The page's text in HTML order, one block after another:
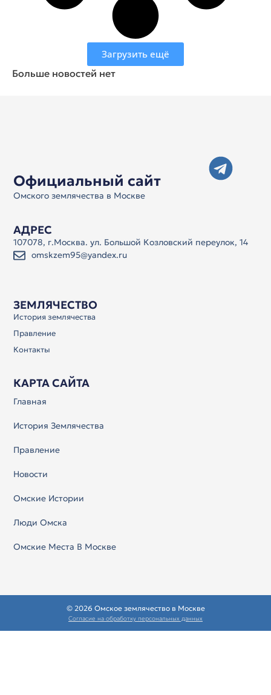
Загрузить ещё
Больше новостей нет
Официальный сайт
Омского землячества в Москве
ЗЕМЛЯЧЕСТВО
История землячества
Правление
Контакты
КАРТА САЙТА
Главная
История Землячества
Правление
Новости
Омские Истории
Люди Омска
Омские Места В Москве
АДРЕС
107078, г.Москва. ул. Большой Козловский переулок, 14
omskzem95@yandex.ru
© 2026 Омское землячество в Москве
Согласие на обработку персональных данных